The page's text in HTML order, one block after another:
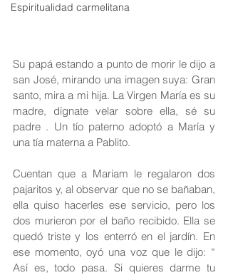
Espiritualidad carmelitana
Su papá estando a punto de morir le dijo a
san José, mirando una imagen suya: Gran
santo, mira a mi hija. La Virgen María es su
madre, dígnate velar sobre ella, sé su
padre . Un tío paterno adoptó a María y
una tía materna a Pablito.
Cuentan que a Mariam le regalaron dos
pajaritos y, al observar que no se bañaban,
ella quiso hacerles ese servicio, pero los
dos murieron por el baño recibido. Ella se
quedó triste y los enterró en el jardín. En
ese momento, oyó una voz que le dijo: “
Así es, todo pasa. Si quieres darme tu